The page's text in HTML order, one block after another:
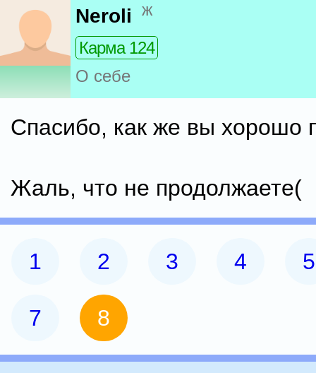
Neroli ж
Карма 124
О себе
Спасибо, как же вы хорошо
Жаль, что не продолжаете(
1 2 3 4 5
7 8